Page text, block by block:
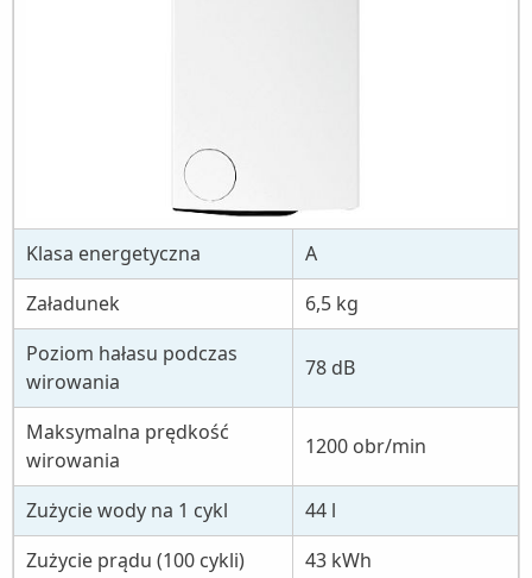
Klasa energetyczna
A
Załadunek
6,5 kg
Poziom hałasu podczas
wirowania
78 dB
Maksymalna prędkość
wirowania
1200 obr/min
Zużycie wody na 1 cykl
44 l
Zużycie prądu (100 cykli)
43 kWh